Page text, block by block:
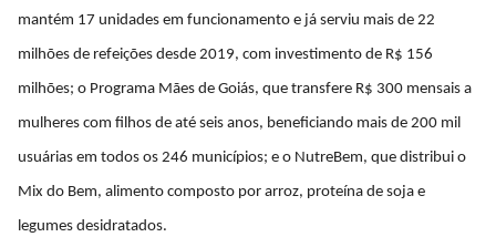
mantém 17 unidades em funcionamento e já serviu mais de 22
milhões de refeições desde 2019, com investimento de R$ 156
milhões; o Programa Mães de Goiás, que transfere R$ 300 mensais a
mulheres com filhos de até seis anos, beneficiando mais de 200 mil
usuárias em todos os 246 municípios; e o NutreBem, que distribui o
Mix do Bem, alimento composto por arroz, proteína de soja e
legumes desidratados.